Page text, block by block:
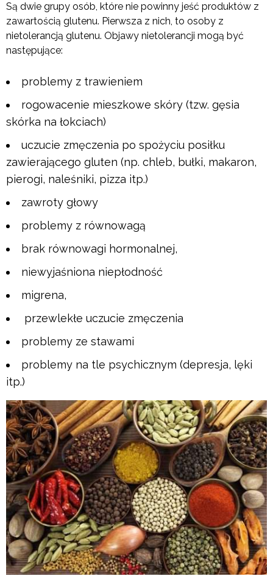
Są dwie grupy osób, które nie powinny jeść produktów z
zawartością glutenu. Pierwsza z nich, to osoby z
nietolerancją glutenu. Objawy nietolerancji mogą być
następujące:
problemy z trawieniem
rogowacenie mieszkowe skóry (tzw. gęsia
skórka na łokciach)
uczucie zmęczenia po spożyciu posiłku
zawierającego gluten (np. chleb, bułki, makaron,
pierogi, naleśniki, pizza itp.)
zawroty głowy
problemy z równowagą
brak równowagi hormonalnej,
niewyjaśniona niepłodność
migrena,
przewlekłe uczucie zmęczenia
problemy ze stawami
problemy na tle psychicznym (depresja, lęki
itp.)